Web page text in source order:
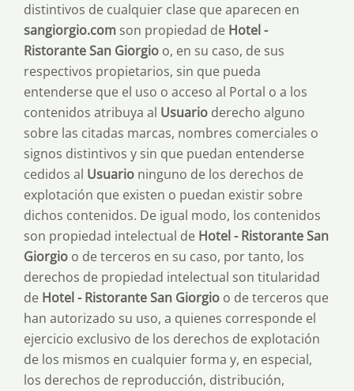
distintivos de cualquier clase que aparecen en
sangiorgio.com son propiedad de Hotel -
Ristorante San Giorgio o, en su caso, de sus
respectivos propietarios, sin que pueda
entenderse que el uso o acceso al Portal o a los
contenidos atribuya al Usuario derecho alguno
sobre las citadas marcas, nombres comerciales o
signos distintivos y sin que puedan entenderse
cedidos al Usuario ninguno de los derechos de
explotación que existen o puedan existir sobre
dichos contenidos. De igual modo, los contenidos
son propiedad intelectual de Hotel - Ristorante San
Giorgio o de terceros en su caso, por tanto, los
derechos de propiedad intelectual son titularidad
de Hotel - Ristorante San Giorgio o de terceros que
han autorizado su uso, a quienes corresponde el
ejercicio exclusivo de los derechos de explotación
de los mismos en cualquier forma y, en especial,
los derechos de reproducción, distribución,